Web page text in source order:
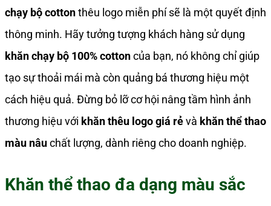
chạy bộ cottonthêu logo miễn phí sẽ là một quyết định
thông minh. Hãy tưởng tượng khách hàng sử dụng
khăn chạy bộ 100% cottoncủa bạn, nó không chỉ giúp
tạo sự thoải mái mà còn quảng bá thương hiệu một
cách hiệu quả. Đừng bỏ lỡ cơ hội nâng tầm hình ảnh
thương hiệu với khăn thêu logo giá rẻvà khăn thể thao
màu nâuchất lượng, dành riêng cho doanh nghiệp.
Khăn thể thao đa dạng màu sắc